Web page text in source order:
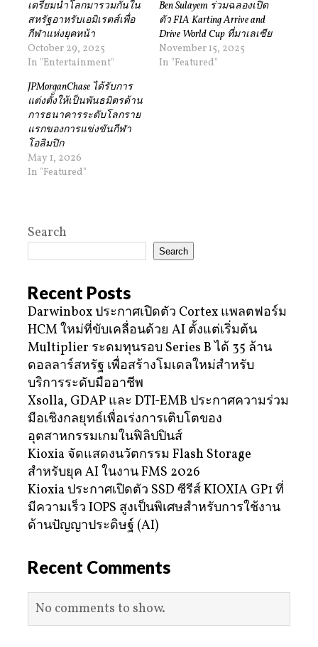
เตรียมนำโลกมารวมกันใน
สหรัฐอาหรับเอมิเรตส์เพื่อ
กีฬาแห่งยุคหน้า
October 29, 2025
In "Entertainment"
Ben Sulayem ร่วมฉลองเปิด
ตัว FIA Karting Arrive and
Drive World Cup ที่มาเลเซีย
November 15, 2025
In "Featured"
JPMorganChase ได้รับการ
แต่งตั้งให้เป็นพันธมิตรด้าน
การธนาคารระดับโลกราย
แรกของการแข่งขันกีฬา
โอลิมปิก
May 1, 2026
In "Featured"
Search
Search
Recent Posts
Darwinbox ประกาศเปิดตัว Cortex แพลตฟอร์ม
HCM ใหม่ที่ขับเคลื่อนด้วย AI ตั้งแต่เริ่มต้น
Multiplier ระดมทุนรอบ Series B ได้ 35 ล้าน
ดอลลาร์สหรัฐ เพื่อสร้างโมเดลใหม่สำหรับ
บริการระดับมืออาชีพ
Xsolla, GDAP และ DTI-EMB ประกาศความร่วม
มือเชิงกลยุทธ์เพื่อเร่งการเติบโตของ
อุตสาหกรรมเกมในฟิลิปปินส์
Kioxia จัดแสดงนวัตกรรม Flash Storage
สำหรับยุค AI ในงาน FMS 2026
Kioxia ประกาศเปิดตัว SSD ซีรีส์ KIOXIA GP1 ที่
มีความเร็ว IOPS สูงเป็นพิเศษสำหรับการใช้งาน
ด้านปัญญาประดิษฐ์ (AI)
Recent Comments
No comments to show.